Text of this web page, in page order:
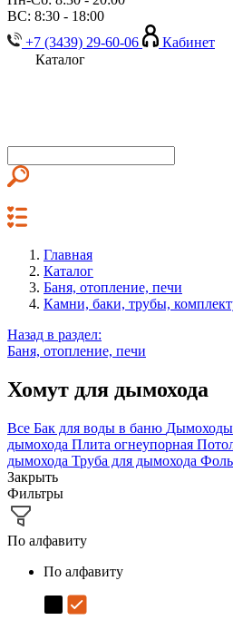
ВС: 8:30 - 18:00
+7 (3439) 29-60-06
Кабинет
Каталог
Главная
Каталог
Баня, отопление, печи
Камни, баки, трубы,
Назад в раздел:
Баня, отопление, печи
Хомут для дымохода
Все Бак для воды в баню Дымоходы
дымохода Плита огнеупорная
дымохода Труба для дымохода
Закрыть
Фильтры
По алфавиту
По алфавиту